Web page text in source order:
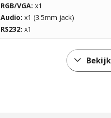
RGB/VGA: x1
Audio: x1 (3.5mm jack)
RS232: x1